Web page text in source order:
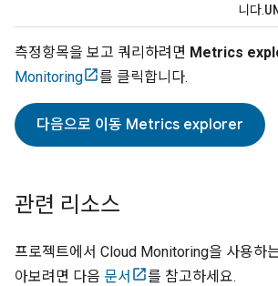
니다.
측정항목을 보고 쿼리하려면 Metrics
Monitoring
를 클릭합니다.
다음으로 이동 Metrics explorer
관련 리소스
프로젝트에서 Cloud Monitoring을 사용하
아보려면 다음 문서 를 참고하세요.